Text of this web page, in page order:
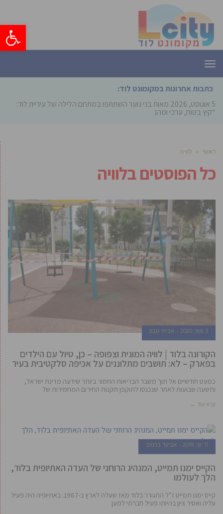
פתח
תפריט
כתבות אחרונות במקומונט לוד:
5 אוגוסט, 2026
מאות בני נוער השתתפו במתחם הלילה של עיריית לוד:
“קיץ בטוח, ערכי ומהנה”
ראשי » לוויה
כל הפוסטים בלוויה
3 מאי, 2020 אביחי טבק
הקורונה בלוד | לוויה המונית וצפופה – כן, טיול עם הילדים
בפארק – לא: תושבים מתלוננים על אכיפה סלקטיבית בעיר
כמעט חודשיים אל תוך משבר הבריאות החמור ביותר שידעה מדינת ישראל,
ותשעה שבועות לאחר שנכנסו לתוקפן תקנות החירום המחמירות של
קרא עוד ←
11 יוני, 2019 אביעד ברטוב
הקייס ימנו תמייט, המנהיג הרוחני של העדה האתיופית בלוד,
הלך לעולמו
קייס ימנו תמייט ז”ל התגורר בלוד מאז שעלה לארץ ב-1987. באתיופיה היה פעיל
עליה ואסיר ציון בהיותו פעיל חברתי למען